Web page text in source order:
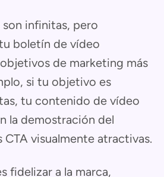
infinitas, pero
boletín de vídeo
de marketing más
si tu objetivo es
tu contenido de vídeo
la demostración del
visualmente atractivas.
fidelizar a la marca,